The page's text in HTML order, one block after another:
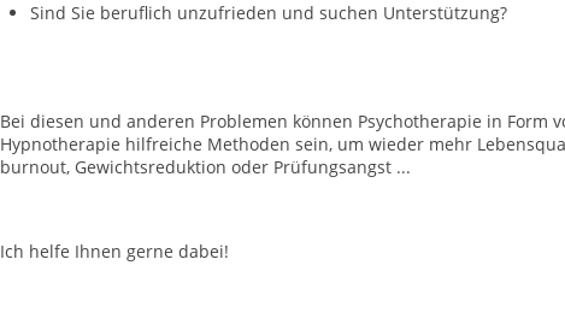
Sind Sie beruflich unzufrieden und suchen Unterstützung?
Bei diesen und anderen Problemen können Psychotherapie in Form
Hypnotherapie hilfreiche Methoden sein, um wieder mehr
burnout, Gewichtsreduktion oder Prüfungsangst ...
Ich helfe Ihnen gerne dabei!